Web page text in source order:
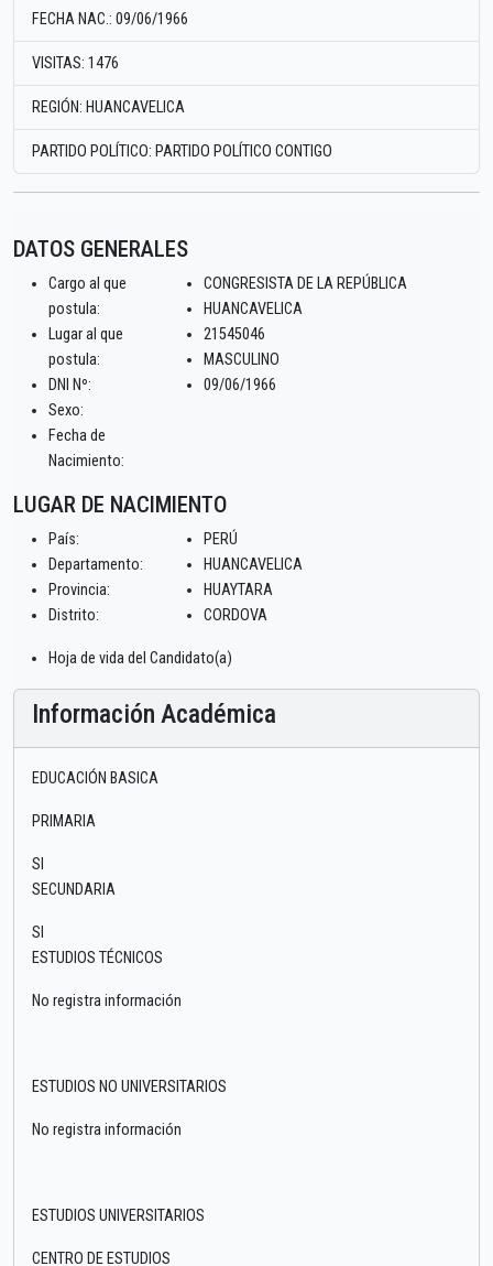
FECHA NAC.: 09/06/1966
VISITAS: 1476
REGIÓN: HUANCAVELICA
PARTIDO POLÍTICO: PARTIDO POLÍTICO CONTIGO
DATOS GENERALES
Cargo al que
postula:
Lugar al que
postula:
DNI Nº:
Sexo:
Fecha de
Nacimiento:
CONGRESISTA DE LA REPÚBLICA
HUANCAVELICA
21545046
MASCULINO
09/06/1966
LUGAR DE NACIMIENTO
País:
Departamento:
Provincia:
Distrito:
PERÚ
HUANCAVELICA
HUAYTARA
CORDOVA
Hoja de vida del Candidato(a)
Información Académica
EDUCACIÓN BASICA
PRIMARIA
SI
SECUNDARIA
SI
ESTUDIOS TÉCNICOS
No registra información
ESTUDIOS NO UNIVERSITARIOS
No registra información
ESTUDIOS UNIVERSITARIOS
CENTRO DE ESTUDIOS